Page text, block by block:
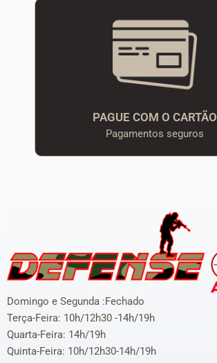
PAGUE COM O CARTÃO
Pagamentos seguros
Domingo e Segunda :Fechado
Terça-Feira: 10h/12h30 -14h/19h
Quarta-Feira: 14h/19h
Quinta-Feira: 10h/12h30-14h/19h